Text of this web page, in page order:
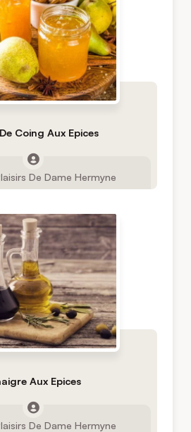
Coing Aux Epices
De Dame Hermyne
Aux Epices
De Dame Hermyne